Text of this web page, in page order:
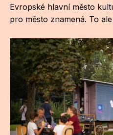
Evropské hlavní město
pro město znamená. To